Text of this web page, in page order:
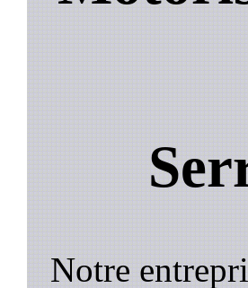
Notre